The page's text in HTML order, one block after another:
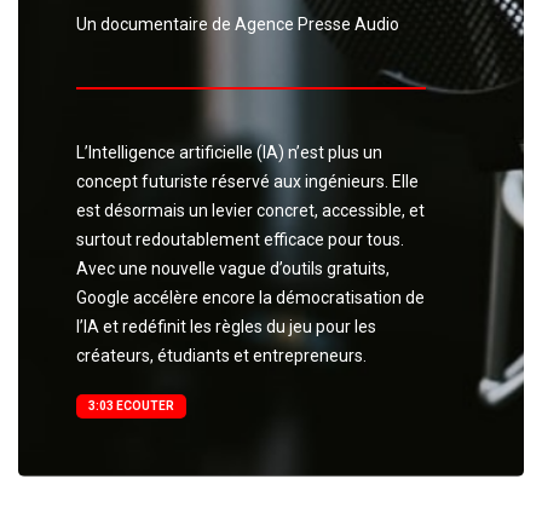
Un documentaire de Agence Presse Audio
L’Intelligence artificielle (IA) n’est plus un
concept futuriste réservé aux ingénieurs. Elle
est désormais un levier concret, accessible, et
surtout redoutablement efficace pour tous.
Avec une nouvelle vague d’outils gratuits,
Google accélère encore la démocratisation de
l’IA et redéfinit les règles du jeu pour les
créateurs, étudiants et entrepreneurs.
3:03 ECOUTER